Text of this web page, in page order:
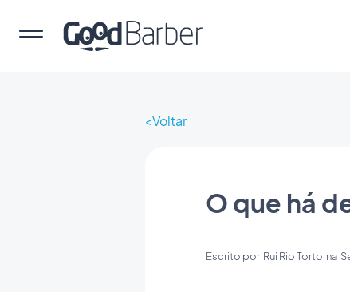
Voltar
O que há
Escrito por Rui Rio Torto na